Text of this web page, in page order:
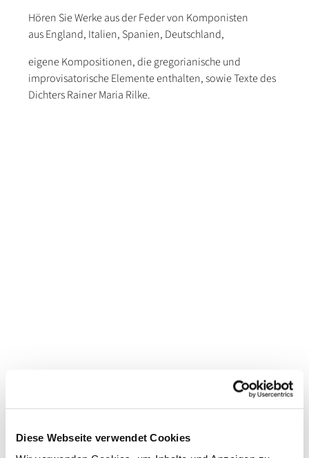
Diese Webseite verwendet Cookies
Hören Sie Werke aus der Feder von Komponisten
aus England, Italien, Spanien, Deutschland,
eigene Kompositionen, die gregorianische und
improvisatorische Elemente enthalten, sowie Texte des
Dichters Rainer Maria Rilke.
interessieren